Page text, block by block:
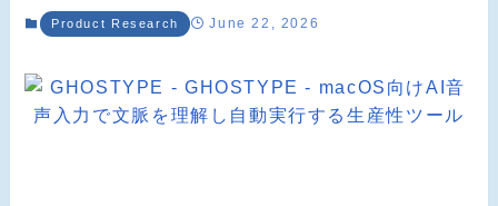
Product Research June 22, 2026